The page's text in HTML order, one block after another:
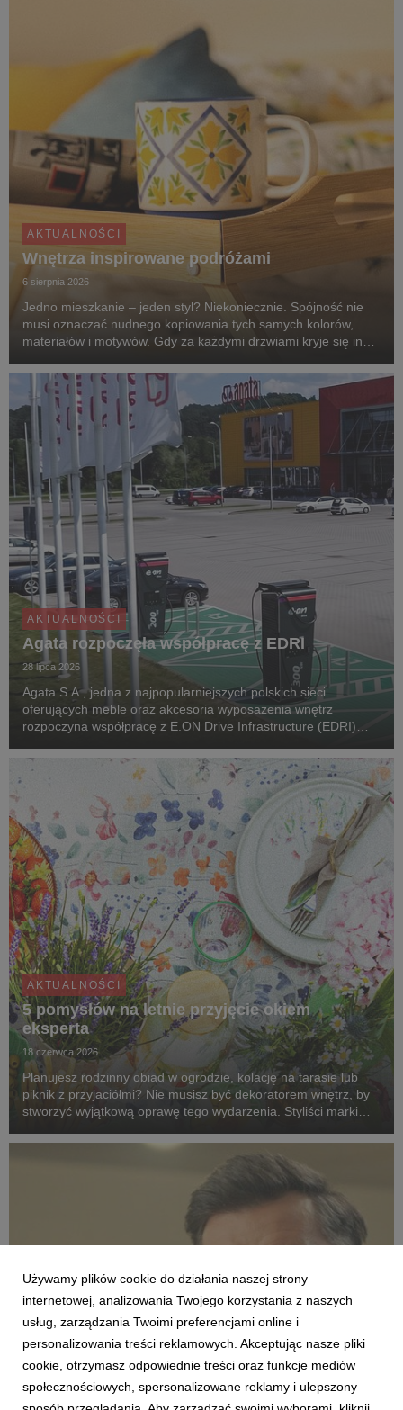
AKTUALNOŚCI
Wnętrza inspirowane podróżami
6 sierpnia 2026
Jedno mieszkanie – jeden styl? Niekoniecznie. Spójność nie
musi oznaczać nudnego kopiowania tych samych kolorów,
materiałów i motywów. Gdy za każdymi drzwiami kryje się inny
po różnych zakątkach świata. Zgodnie z...
AKTUALNOŚCI
Agata rozpoczęła współpracę z EDRI
28 lipca 2026
Agata S.A., jedna z najpopularniejszych polskich sieci
oferujących meble oraz akcesoria wyposażenia wnętrz
rozpoczyna współpracę z E.ON Drive Infrastructure (EDRI)
pojazdów elektrycznych. Jeszcze w tym roku, pr...
AKTUALNOŚCI
5 pomysłów na letnie przyjęcie okiem
eksperta
18 czerwca 2026
Planujesz rodzinny obiad w ogrodzie, kolację na tarasie lub
piknik z przyjaciółmi? Nie musisz być dekoratorem wnętrz, by
stworzyć wyjątkową oprawę tego wydarzenia. Styliści marki
zmienią zwykłe spotkanie na świeżym ...
AKTUALNOŚCI
Modne, stylowe, ładne – nie zawsze drogie.
Agata o różnych kategoriach cenowych
Używamy plików cookie do działania naszej strony
internetowej, analizowania Twojego korzystania z naszych
usług, zarządzania Twoimi preferencjami online i
personalizowania treści reklamowych. Akceptując nasze pliki
cookie, otrzymasz odpowiednie treści oraz funkcje mediów
społecznościowych, spersonalizowane reklamy i ulepszony